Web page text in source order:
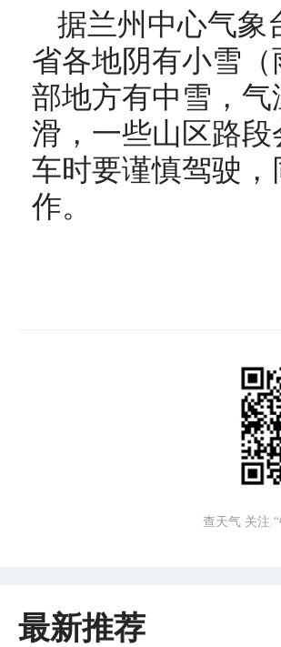
据兰州中心气象
省各地阴有小雪
部地方有中雪，
滑，一些山区路
车时要谨慎驾驶
作。
查天气 关注
最新推荐